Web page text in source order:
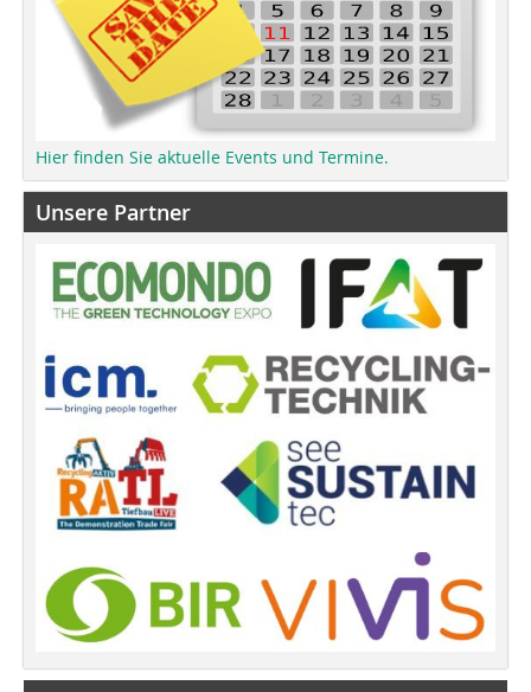
Hier finden Sie aktuelle Events und Termine.
Unsere Partner